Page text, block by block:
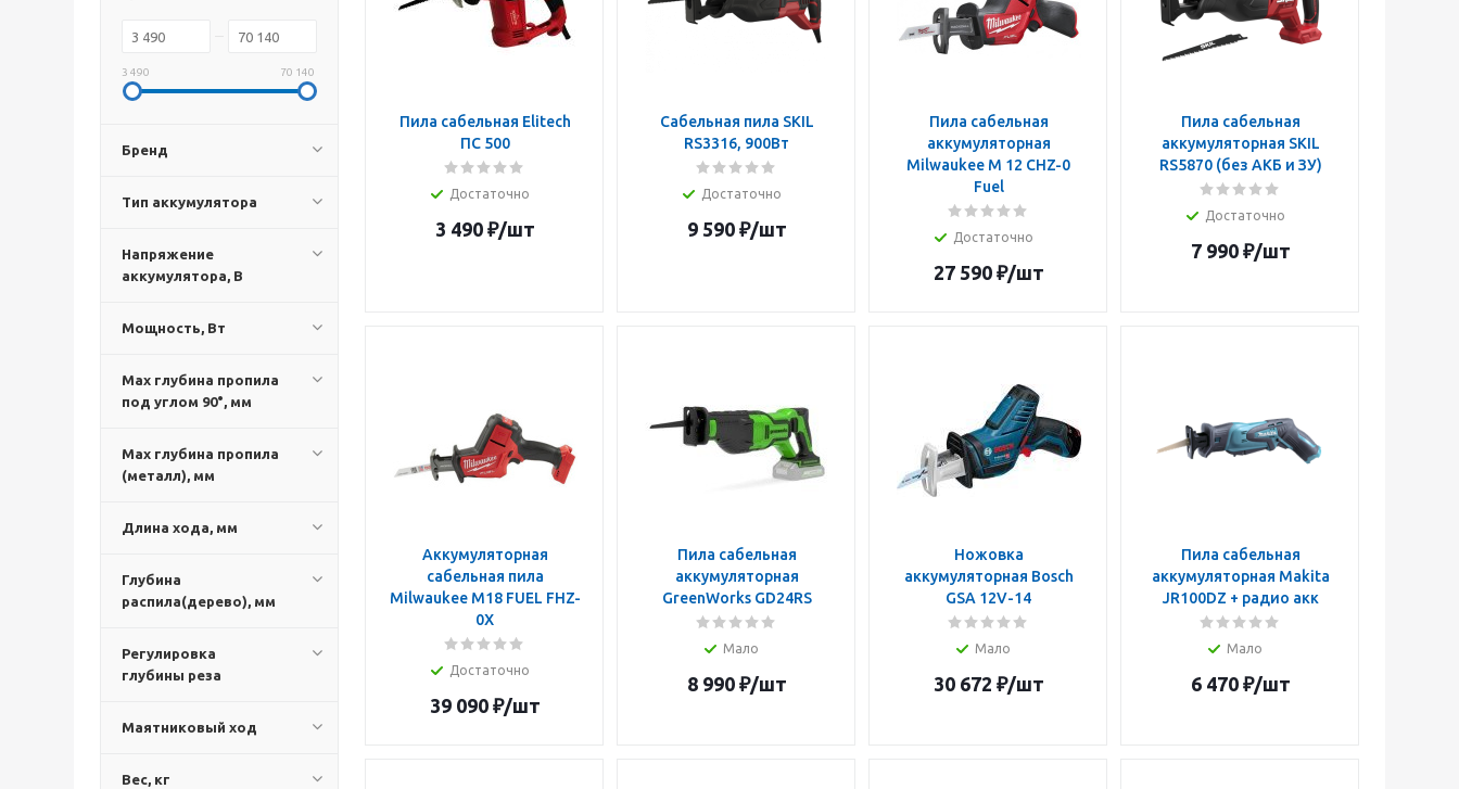
3 490 70 140
Бренд
Тип аккумулятора
Напряжение
аккумулятора, В
Мощность, Вт
Max глубина пропила
под углом 90°, мм
Max глубина пропила
(металл), мм
Длина хода, мм
Глубина
распила(дерево), мм
Регулировка
глубины реза
Маятниковый ход
Вес, кг
Пила сабельная Elitech
ПС 500
Достаточно
3 490₽/шт
Сабельная пила SKIL
RS3316, 900Вт
Достаточно
9 590₽/шт
Пила сабельная
аккумуляторная
Milwaukee M 12 CHZ-0
Fuel
Достаточно
27 590₽/шт
Пила сабельная
аккумуляторная SKIL
RS5870 (без АКБ и ЗУ)
Достаточно
7 990₽/шт
Аккумуляторная
сабельная пила
Milwaukee M18 FUEL FHZ-
0X
Достаточно
39 090₽/шт
Пила сабельная
аккумуляторная
GreenWorks GD24RS
Мало
8 990₽/шт
Ножовка
аккумуляторная Bosch
GSA 12V-14
Мало
30 672 ₽/шт
Пила сабельная
аккумуляторная Makita
JR100DZ + радио акк
Мало
6 470₽/шт